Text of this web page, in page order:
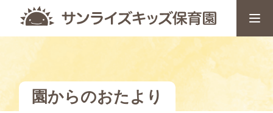
園からのおたより